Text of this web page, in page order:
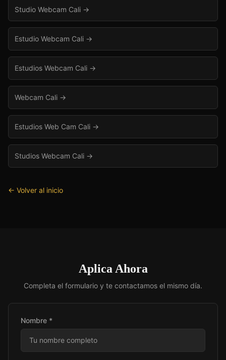
Studio Webcam Cali →
Estudio Webcam Cali →
Estudios Webcam Cali →
Webcam Cali →
Estudios Web Cam Cali →
Studios Webcam Cali →
← Volver al inicio
Aplica Ahora
Completa el formulario y te contactamos el mismo día.
Nombre *